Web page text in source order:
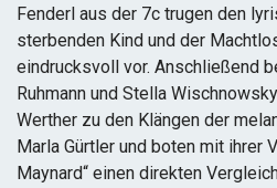
Fenderl aus der 7c trugen den
sterbenden Kind und der
eindrucksvoll vor. Anschließend
Ruhmann und Stella
Werther zu den Klängen der
Marla Gürtler und boten mit ihrer
Maynard“ einen direkten